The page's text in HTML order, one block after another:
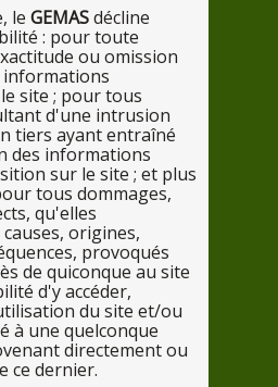
le GEMASdécline
: pourtoute
ou omission
informations
le site ; pourtous
d'une intrusion
tiers ayant entraîné
des informations
sur le site ; et plus
tous dommages,
qu'elles
causes, origines,
provoqués
de quiconque au site
d'yaccéder,
du site et/ou
à une quelconque
directement ou
ce dernier.